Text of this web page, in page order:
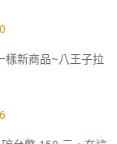
樣新商品~八王子拉